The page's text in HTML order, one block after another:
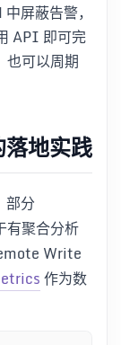
屏蔽告警，
API 即可完
也可以周期
地实践
部分
有聚合分析
Write
作为数